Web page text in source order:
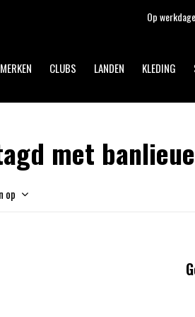
MERKEN CLUBS LANDEN KLEDING
Op
met
op